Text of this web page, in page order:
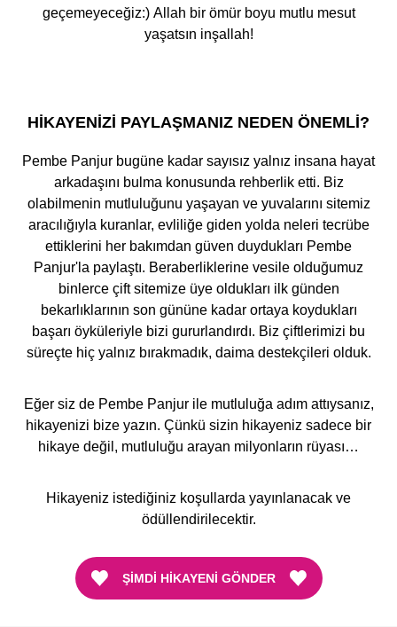
geçemeyeceğiz:) Allah bir ömür boyu mutlu mesut
yaşatsın inşallah!
HIKAYENIZI PAYLAŞMANIZ NEDEN ÖNEMLI?
Pembe Panjur bugüne kadar sayısız yalnız insana hayat
arkadaşını bulma konusunda rehberlik etti. Biz
olabilmenin mutluluğunu yaşayan ve yuvalarını sitemiz
aracılığıyla kuranlar, evliliğe giden yolda neleri tecrübe
ettiklerini her bakımdan güven duydukları Pembe
Panjur'la paylaştı. Beraberliklerine vesile olduğumuz
binlerce çift sitemize üye oldukları ilk günden
bekarlıklarının son gününe kadar ortaya koydukları
başarı öyküleriyle bizi gururlandırdı. Biz çiftlerimizi bu
süreçte hiç yalnız bırakmadık, daima destekçileri olduk.
Eğer siz de Pembe Panjur ile mutluluğa adım attıysanız,
hikayenizi bize yazın. Çünkü sizin hikayeniz sadece bir
hikaye değil, mutluluğu arayan milyonların rüyası…
Hikayeniz istediğiniz koşullarda yayınlanacak ve
ödüllendirilecektir.
ŞIMDI HIKAYENI GÖNDER